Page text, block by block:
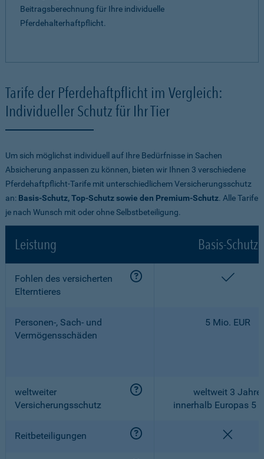
Beitragsberechnung für Ihre individuelle
Pferdehalterhaftpflicht.
Tarife der Pferdehaftpflicht im Vergleich:
Individueller Schutz für Ihr Tier
Um sich möglichst individuell auf Ihre Bedürfnisse in Sachen
Absicherung anpassen zu können, bieten wir Ihnen 3 verschiedene
Pferdehaftpflicht-Tarife mit unterschiedlichem Versicherungsschutz
an: Basis-Schutz, Top-Schutz sowie den Premium-Schutz. Alle Tarife
je nach Wunsch mit oder ohne Selbstbeteiligung.
Leistung Basis-Schutz
Fohlen des versicherten
Elterntieres
Personen-, Sach- und
Vermögensschäden
5 Mio. EUR
weltweiter
Versicherungsschutz
weltweit 3 Jahre,
innerhalb Europas 5
Reitbeteiligungen